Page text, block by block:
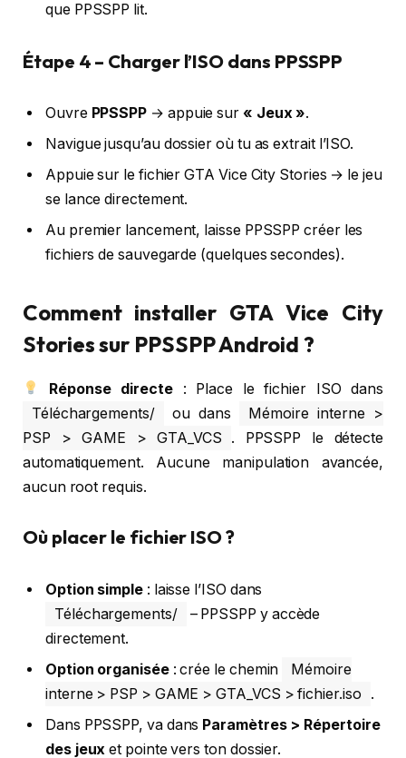
que PPSSPP lit.
Étape 4 – Charger l’ISO dans PPSSPP
Ouvre PPSSPP → appuie sur « Jeux ».
Navigue jusqu’au dossier où tu as extrait l’ISO.
Appuie sur le fichier GTA Vice City Stories → le jeu
se lance directement.
Au premier lancement, laisse PPSSPP créer les
fichiers de sauvegarde (quelques secondes).
Comment installer GTA Vice City
Stories sur PPSSPP Android ?
Réponse directe: Place le fichier ISO dans
Téléchargements/
ou dans
Mémoire interne >
PSP > GAME > GTA_VCS
. PPSSPP le détecte
automatiquement. Aucune manipulation avancée,
aucun root requis.
Où placer le fichier ISO ?
Option simple: laisse l’ISO dans
Téléchargements/
– PPSSPP y accède
directement.
Option organisée: crée le chemin
Mémoire
interne > PSP > GAME > GTA_VCS > fichier.iso
.
Dans PPSSPP, va dans Paramètres > Répertoire
des jeux et pointe vers ton dossier.